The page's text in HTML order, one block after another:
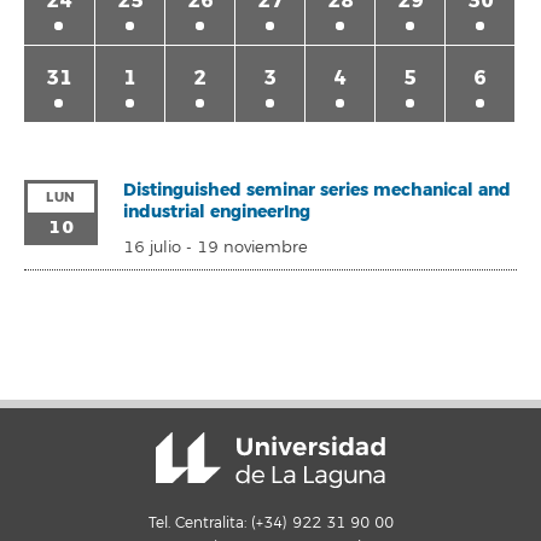
31 1 2 3 4 5 6
LUN
10
Distinguished seminar series mechanical and
industrial engineerIng
16 julio- 19 noviembre
Tel. Centralita: (+34) 922 31 90 00